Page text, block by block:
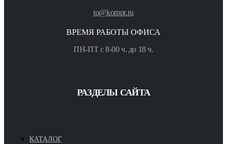
to@kompr.ru
ВРЕМЯ РАБОТЫ ОФИСА
ПН-ПТ с 8-00 ч. до 18 ч.
РАЗДЕЛЫ САЙТА
КАТАЛОГ